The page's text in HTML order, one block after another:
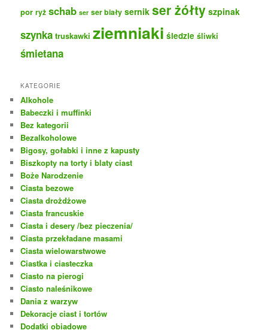
por ryż schab ser ser biały sernik ser żółty szpinak
szynka truskawki ziemniaki śledzie śliwki
śmietana
KATEGORIE
Alkohole
Babeczki i muffinki
Bez kategorii
Bezalkoholowe
Bigosy, gołabki i inne z kapusty
Biszkopty na torty i blaty ciast
Boże Narodzenie
Ciasta bezowe
Ciasta drożdżowe
Ciasta francuskie
Ciasta i desery /bez pieczenia/
Ciasta przekładane masami
Ciasta wielowarstwowe
Ciastka i ciasteczka
Ciasto na pierogi
Ciasto naleśnikowe
Dania z warzyw
Dekoracje ciast i tortów
Dodatki obiadowe